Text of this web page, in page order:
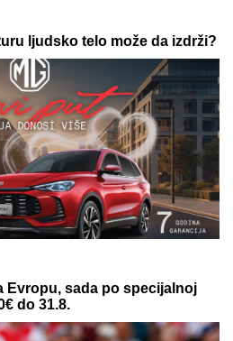
Uz ovaj trik sa
KAO BRIJAČ za samo jedan
a ne znate čemu služi:
vas spase od poplave i